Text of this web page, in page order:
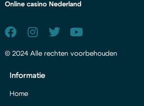
Online casino Nederland
© 2024 Alle rechten voorbehouden
Informatie
Home